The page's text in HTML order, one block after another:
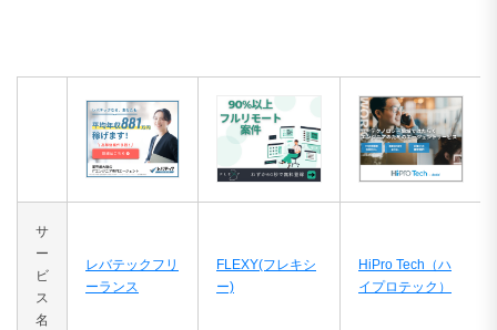
サ
ー
ビ
ス
名
レバテックフリ
ーランス
FLEXY(フレキシ
ー)
HiPro Tech（ハ
イプロテック）